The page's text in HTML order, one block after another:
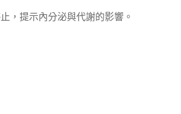
，提示內分泌與代謝的影響。